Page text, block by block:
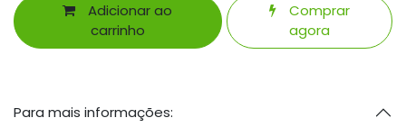
Adicionar ao
carrinho
Comprar
agora
Para mais informações: